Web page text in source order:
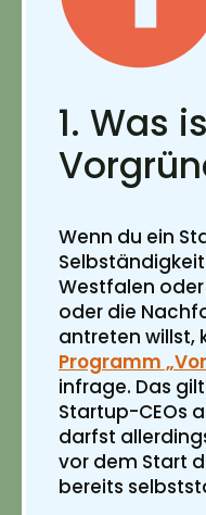
1. Was
Wenn du ein
Westfalen
oder die
antreten willst,
Programm
infrage. Das
Startup-CEOs
darfst
vor dem Start
bereits